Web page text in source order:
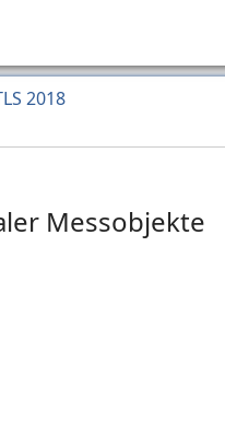
2018
Messobjekte